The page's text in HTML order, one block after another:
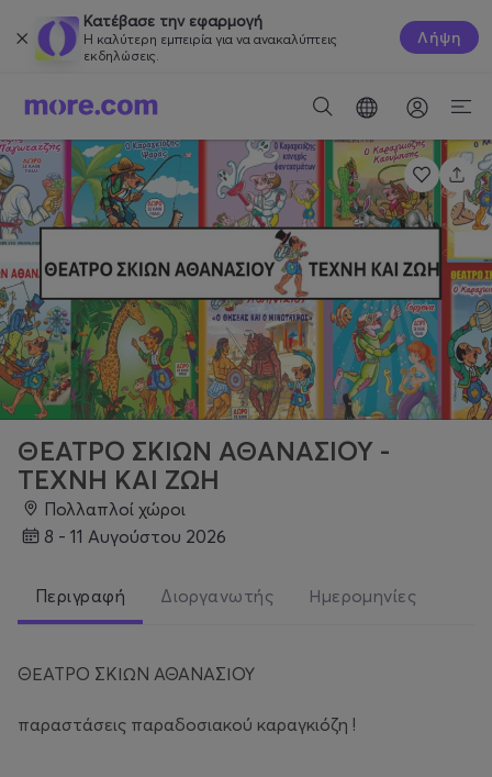
Κατέβασε την εφαρμογή
Η καλύτερη εμπειρία για να ανακαλύπτεις
εκδηλώσεις.
Λήψη
ΘΕΑΤΡΟ ΣΚΙΩΝ ΑΘΑΝΑΣΙΟΥ -
ΤΕΧΝΗ ΚΑΙ ΖΩΗ
Πολλαπλοί χώροι
8 - 11 Αυγούστου 2026
Περιγραφή Διοργανωτής Ημερομηνίες
ΘΕΑΤΡΟ ΣΚΙΩΝ ΑΘΑΝΑΣΙΟΥ
παραστάσεις παραδοσιακού καραγκιόζη !